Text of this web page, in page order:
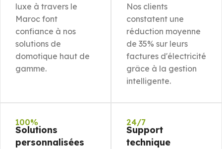
luxe à travers le
Maroc font
confiance à nos
solutions de
domotique haut de
gamme.
Nos clients
constatent une
réduction moyenne
de 35% sur leurs
factures d'électricité
grâce à la gestion
intelligente.
100%
Solutions
personnalisées
24/7
Support
technique